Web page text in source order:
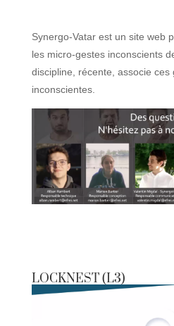
Synergo-Vatar est un site web
les micro-gestes inconscients
discipline, récente, associe
inconscientes.
LOCKNEST (L3)